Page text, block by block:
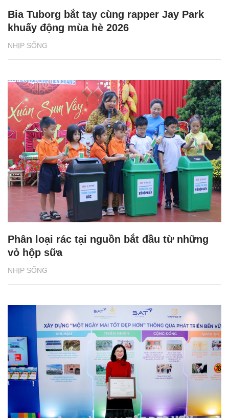
NHỊP SỐNG
Bia Tuborg bắt tay cùng rapper Jay Park
khuấy động mùa hè 2026
NHỊP SỐNG
Phân loại rác tại nguồn bắt đầu từ những
vỏ hộp sữa